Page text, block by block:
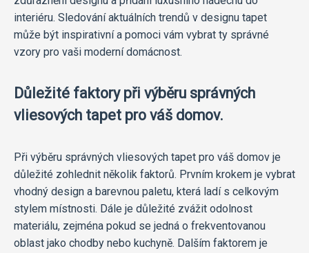
interiéru. Sledování aktuálních trendů v designu tapet
může být inspirativní a pomoci vám vybrat ty správné
vzory pro vaši moderní domácnost.
Důležité faktory při výběru správných
vliesových tapet pro váš domov.
Při výběru správných vliesových tapet pro váš domov je
důležité zohlednit několik faktorů. Prvním krokem je vybrat
vhodný design a barevnou paletu, která ladí s celkovým
stylem místnosti. Dále je důležité zvážit odolnost
materiálu, zejména pokud se jedná o frekventovanou
oblast jako chodby nebo kuchyně. Dalším faktorem je